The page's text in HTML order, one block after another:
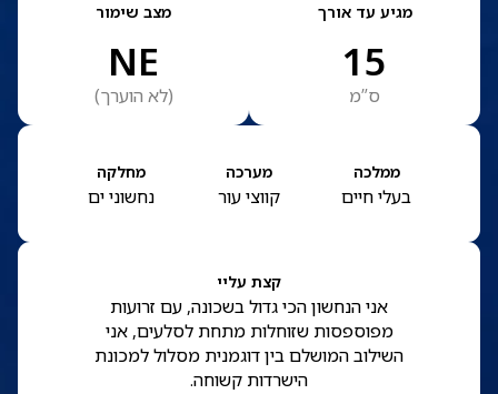
מגיע עד אורך
15
ס”מ
מצב שימור
NE
(לא הוערך)
ממלכה
בעלי חיים
מערכה
קווצי עור
מחלקה
נחשוני ים
קצת עליי
אני הנחשון הכי גדול בשכונה, עם זרועות
מפוספסות שזוחלות מתחת לסלעים, אני
השילוב המושלם בין דוגמנית מסלול למכונת
הישרדות קשוחה.